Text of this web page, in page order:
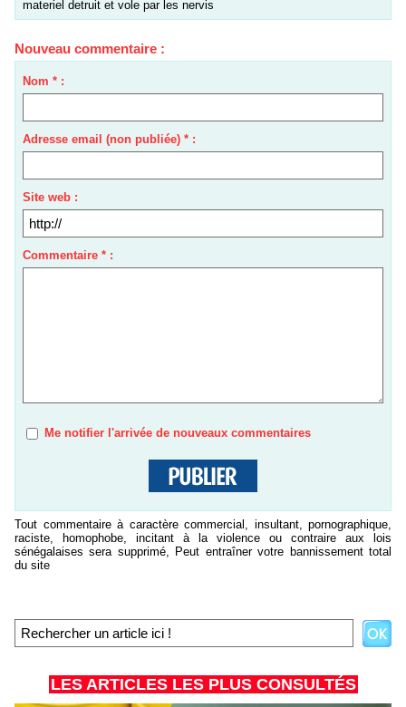
materiel detruit et vole par les nervis
Nouveau commentaire :
Nom * :
Adresse email (non publiée) * :
Site web :
Commentaire * :
Me notifier l'arrivée de nouveaux commentaires
Tout commentaire à caractère commercial, insultant, pornographique,
raciste, homophobe, incitant à la violence ou contraire aux lois
sénégalaises sera supprimé, Peut entraîner votre bannissement total
du site
LES ARTICLES LES PLUS CONSULTÉS